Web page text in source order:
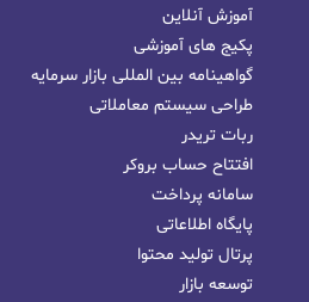
آموزش آنلاین
پکیج های آموزشی
گواهینامه بین المللی بازار سرمایه
طراحی سیستم معاملاتی
ربات تریدر
افتتاح حساب بروکر
سامانه پرداخت
پایگاه اطلاعاتی
پرتال تولید محتوا
توسعه بازار